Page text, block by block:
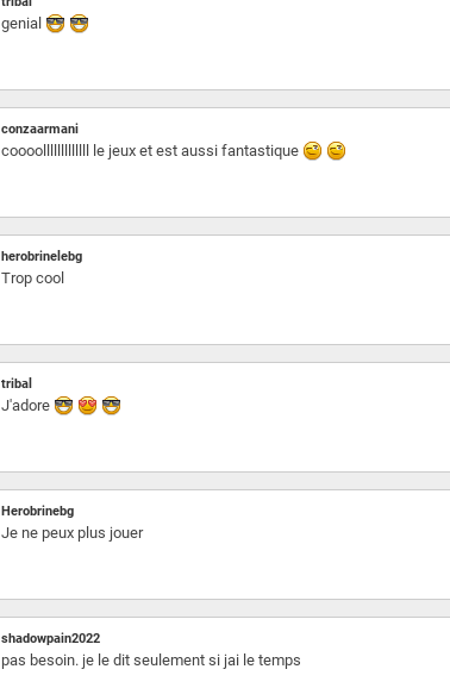
genial
conzaarmani
coooolllllllllllll le jeux et est aussi fantastique
herobrinelebg
Trop cool
tribal
J'adore
Herobrinebg
Je ne peux plus jouer
shadowpain2022
pas besoin. je le dit seulement si jai le temps